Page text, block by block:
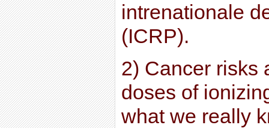
intrenationale
(ICRP).
2) Cancer risks
doses of
what we really